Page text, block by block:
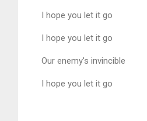
I hope you let it go
I hope you let it go
Our enemy's invincible
I hope you let it go